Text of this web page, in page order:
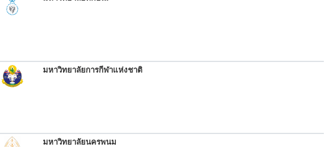
มหาวิทยาลัยการกีฬาแห่งชาติ
มหาวิทยาลัยนครพนม